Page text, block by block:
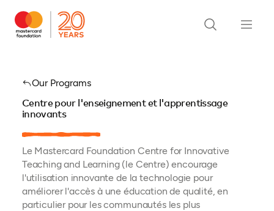
Our Programs
Centre pour l'enseignement et l'apprentissage
innovants
Le Mastercard Foundation Centre for Innovative
Teaching and Learning (le Centre) encourage
l'utilisation innovante de la technologie pour
améliorer l'accès à une éducation de qualité, en
particulier pour les communautés les plus